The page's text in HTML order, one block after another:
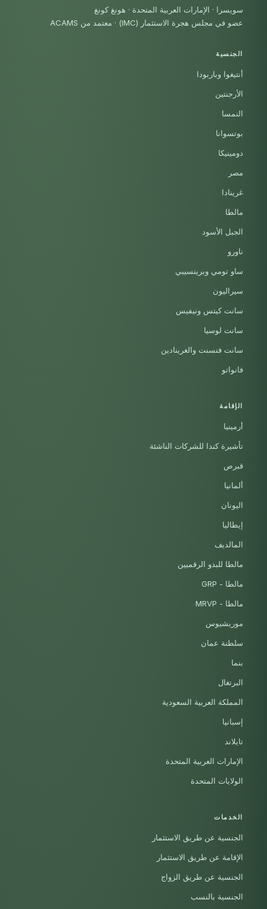
سويسرا · الإمارات العربية المتحدة · هونغ كونغ
عضو في مجلس هجرة الاستثمار (IMC)
· معتمد من ACAMS
الجنسية
أنتيغوا وباربودا
الأرجنتين
النمسا
بوتسوانا
دومينيكا
مصر
غرينادا
مالطا
الجبل الأسود
ناورو
ساو تومي وبرينسيبي
سيراليون
سانت كيتس ونيفيس
سانت لوسيا
سانت فنسنت والغرينادين
فانواتو
الإقامة
أرمينيا
تأشيرة كندا للشركات الناشئة
قبرص
ألمانيا
اليونان
إيطاليا
المالديف
مالطا للبدو الرقميين
مالطا - GRP
مالطا - MRVP
موريشيوس
سلطنة عمان
بنما
البرتغال
المملكة العربية السعودية
إسبانيا
تايلاند
الإمارات العربية المتحدة
الولايات المتحدة
الخدمات
الجنسية عن طريق الاستثمار
الإقامة عن طريق الاستثمار
الجنسية عن طريق الزواج
الجنسية بالنسب